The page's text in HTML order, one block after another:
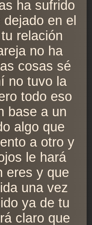
ha sufrido
en el
relación
no ha
cosas sé
no tuvo la
todo eso
base a un
algo que
a otro y
le hará
eres y que
una vez
ya de tu
claro que